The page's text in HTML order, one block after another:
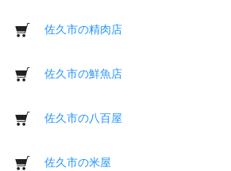
佐久市の精肉店
佐久市の鮮魚店
佐久市の八百屋
佐久市の米屋